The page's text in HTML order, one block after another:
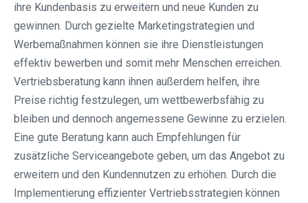
ihre Kundenbasis zu erweitern und neue Kunden zu
gewinnen. Durch gezielte Marketingstrategien und
Werbemaßnahmen können sie ihre Dienstleistungen
effektiv bewerben und somit mehr Menschen erreichen.
Vertriebsberatung kann ihnen außerdem helfen, ihre
Preise richtig festzulegen, um wettbewerbsfähig zu
bleiben und dennoch angemessene Gewinne zu erzielen.
Eine gute Beratung kann auch Empfehlungen für
zusätzliche Serviceangebote geben, um das Angebot zu
erweitern und den Kundennutzen zu erhöhen. Durch die
Implementierung effizienter Vertriebsstrategien können